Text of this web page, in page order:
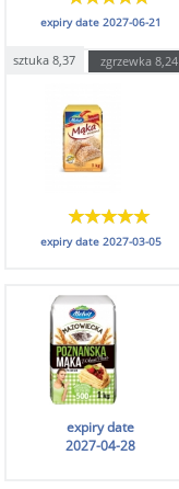
expiry date 2027-06-21
sztuka 8,37 zgrzewka 8,24
expiry date 2027-03-05
expiry date
2027-04-28